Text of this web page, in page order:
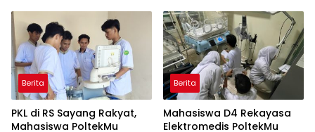
dan Kebijakan Publik
Berita
PKL di RS Sayang Rakyat,
Mahasiswa PoltekMu
Berita
Mahasiswa D4 Rekayasa
Elektromedis PoltekMu